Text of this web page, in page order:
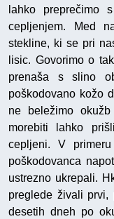
lahko preprečimo
cepljenjem. Med
stekline, ki se pri
lisic. Govorimo o
prenaša s slino
poškodovano kožo
ne beležimo
morebiti lahko
cepljeni. V
poškodovanca
ustrezno ukrepali.
preglede živali
desetih dneh po